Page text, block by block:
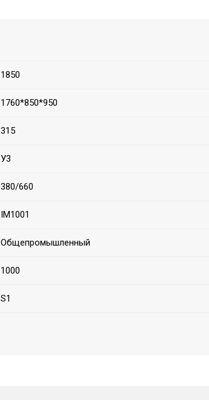
1850
1760*850*950
315
У3
380/660
IM1001
Общепромышленный
1000
S1